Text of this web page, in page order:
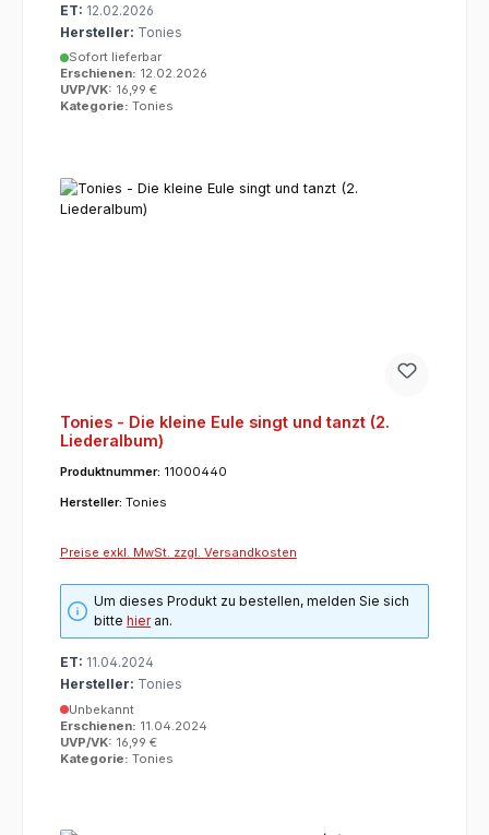
ET: 12.02.2026
Hersteller: Tonies
Sofort lieferbar
Erschienen: 12.02.2026
UVP/VK: 16,99 €
Kategorie: Tonies
Tonies - Die kleine Eule singt und tanzt (2.
Liederalbum)
Produktnummer: 11000440
Hersteller: Tonies
Preise exkl. MwSt. zzgl. Versandkosten
Um dieses Produkt zu bestellen, melden Sie sich
bittehieran.
ET: 11.04.2024
Hersteller: Tonies
Unbekannt
Erschienen: 11.04.2024
UVP/VK: 16,99 €
Kategorie: Tonies